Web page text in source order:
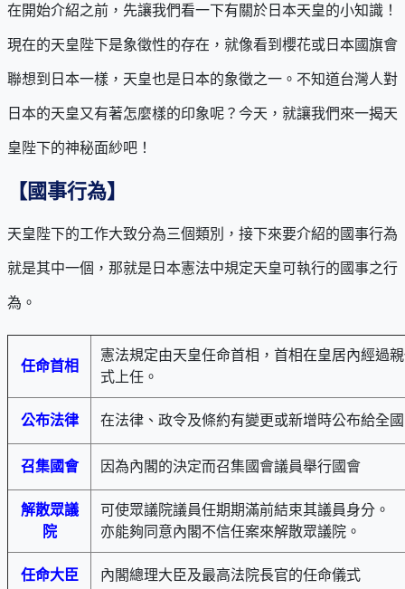
在開始介紹之前，先讓我們看一下有關於日本天皇的小知識！
現在的天皇陛下是象徵性的存在，就像看到櫻花或日本國旗會
聯想到日本一樣，天皇也是日本的象徵之一。不知道台灣人對
日本的天皇又有著怎麼樣的印象呢？今天，就讓我們來一揭天
皇陛下的神秘面紗吧！
【國事行為】
天皇陛下的工作大致分為三個類別，接下來要介紹的國事行為
就是其中一個，那就是日本憲法中規定天皇可執行的國事之行
為。
任命首相
憲法規定由天皇任命首相，首相在皇居內經過
式上任。
公布法律 在法律、政令及條約有變更或新增時公布給全
召集國會 因為內閣的決定而召集國會議員舉行國會
解散眾議
院
可使眾議院議員任期期滿前結束其議員身分。
亦能夠同意內閣不信任案來解散眾議院。
任命大臣 內閣總理大臣及最高法院長官的任命儀式